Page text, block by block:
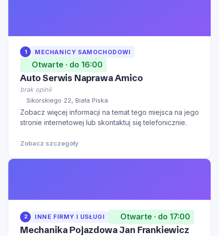
1 MECHANICY SAMOCHODOWI
Otwarte · do 16:00
Auto Serwis Naprawa Amico
brak opinii
Sikorskiego 22, Biała Piska
Zobacz więcej informacji na temat tego miejsca na jego
stronie internetowej lub skontaktuj się telefonicznie.
Zobacz szczegóły
2 INNE FIRMY I USŁUGI Otwarte · do 17:00
Mechanika Pojazdowa Jan Frankiewicz